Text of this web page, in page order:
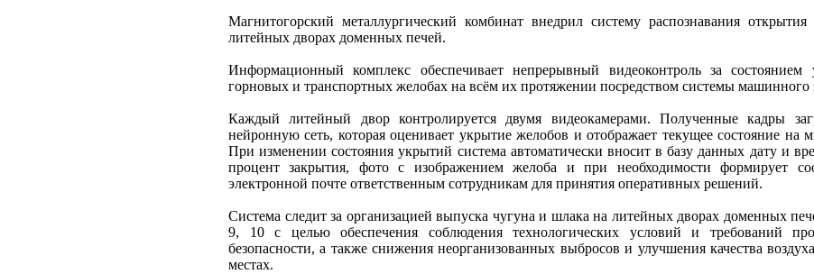
Магнитогорский металлургический комбинат внедрил систему распознавания
литейных дворах доменных печей.
Информационный комплекс обеспечивает непрерывный видеоконтроль за состоянием
горновых и транспортных желобах на всём их протяжении посредством системы машинного
Каждый литейный двор контролируется двумя видеокамерами. Полученные кадры
нейронную сеть, которая оценивает укрытие желобов и отображает текущее состояние на
При изменении состояния укрытий система автоматически вносит в базу данных дату и
процент закрытия, фото с изображением желоба и при необходимости формирует
электронной почте ответственным сотрудникам для принятия оперативных решений.
Система следит за организацией выпуска чугуна и шлака на литейных дворах доменных
9, 10 с целью обеспечения соблюдения технологических условий и требований
безопасности, а также снижения неорганизованных выбросов и улучшения качества
местах.